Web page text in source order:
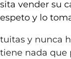
vender su
y lo
y nunca
nada que